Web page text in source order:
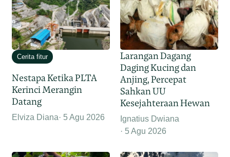
Cerita fitur
Nestapa Ketika PLTA
Kerinci Merangin
Datang
Elviza Diana 5 Agu 2026
Larangan Dagang
Daging Kucing dan
Anjing, Percepat
Sahkan UU
Kesejahteraan Hewan
Ignatius Dwiana
5 Agu 2026